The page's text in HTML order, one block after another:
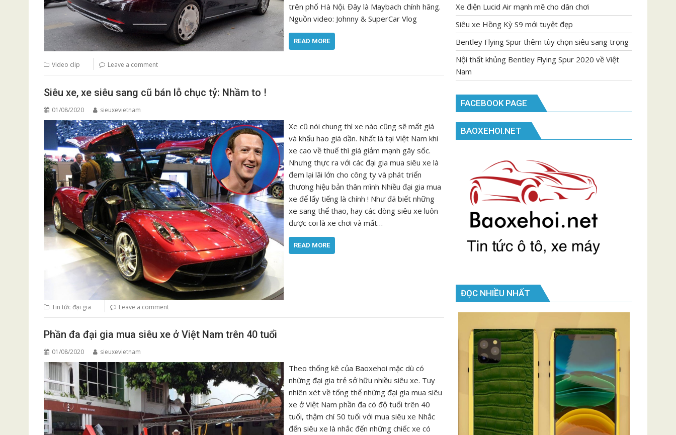
trên phố Hà Nội. Đây là Maybach chính hãng.
Nguồn video: Johnny & SuperCar Vlog
READ MORE
Video clip Leave a comment
Siêu xe, xe siêu sang cũ bán lỗ chục tỷ: Nhầm to !
01/08/2020 sieuxevietnam
Xe cũ nói chung thì xe nào cũng sẽ mất giá
và khấu hao giá dần. Nhất là tại Việt Nam khi
xe cao về thuế thì giá giảm mạnh gây sốc.
Nhưng thực ra với các đại gia mua siêu xe là
đem lại lãi lớn cho công ty và phát triển
thương hiệu bản thân mình Nhiều đại gia mua
xe để lấy tiếng là chính ! Như đã biết những
xe sang thể thao, hay các dòng siêu xe luôn
được coi là xe chơi và mất…
READ MORE
Tin tức đại gia Leave a comment
Phần đa đại gia mua siêu xe ở Việt Nam trên 40 tuổi
01/08/2020 sieuxevietnam
Theo thống kê của Baoxehoi mặc dù có
những đại gia trẻ sở hữu nhiều siêu xe. Tuy
nhiên xét về tổng thể những đại gia mua siêu
xe ở Việt Nam phần đa có độ tuổi trên 40
tuổi, thậm chí 50 tuổi với mua siêu xe Nhắc
đến siêu xe là nhắc đến những chiếc xe có
Xe điện Lucid Air mạnh mẽ cho dân chơi
Siêu xe Hồng Kỳ S9 mới tuyệt đẹp
Bentley Flying Spur thêm tùy chọn siêu sang trọng
Nội thất khủng Bentley Flying Spur 2020 về Việt
Nam
FACEBOOK PAGE
BAOXEHOI.NET
ĐỌC NHIỀU NHẤT